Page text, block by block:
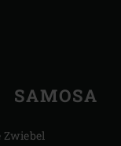
SAMOSA
Zwiebel